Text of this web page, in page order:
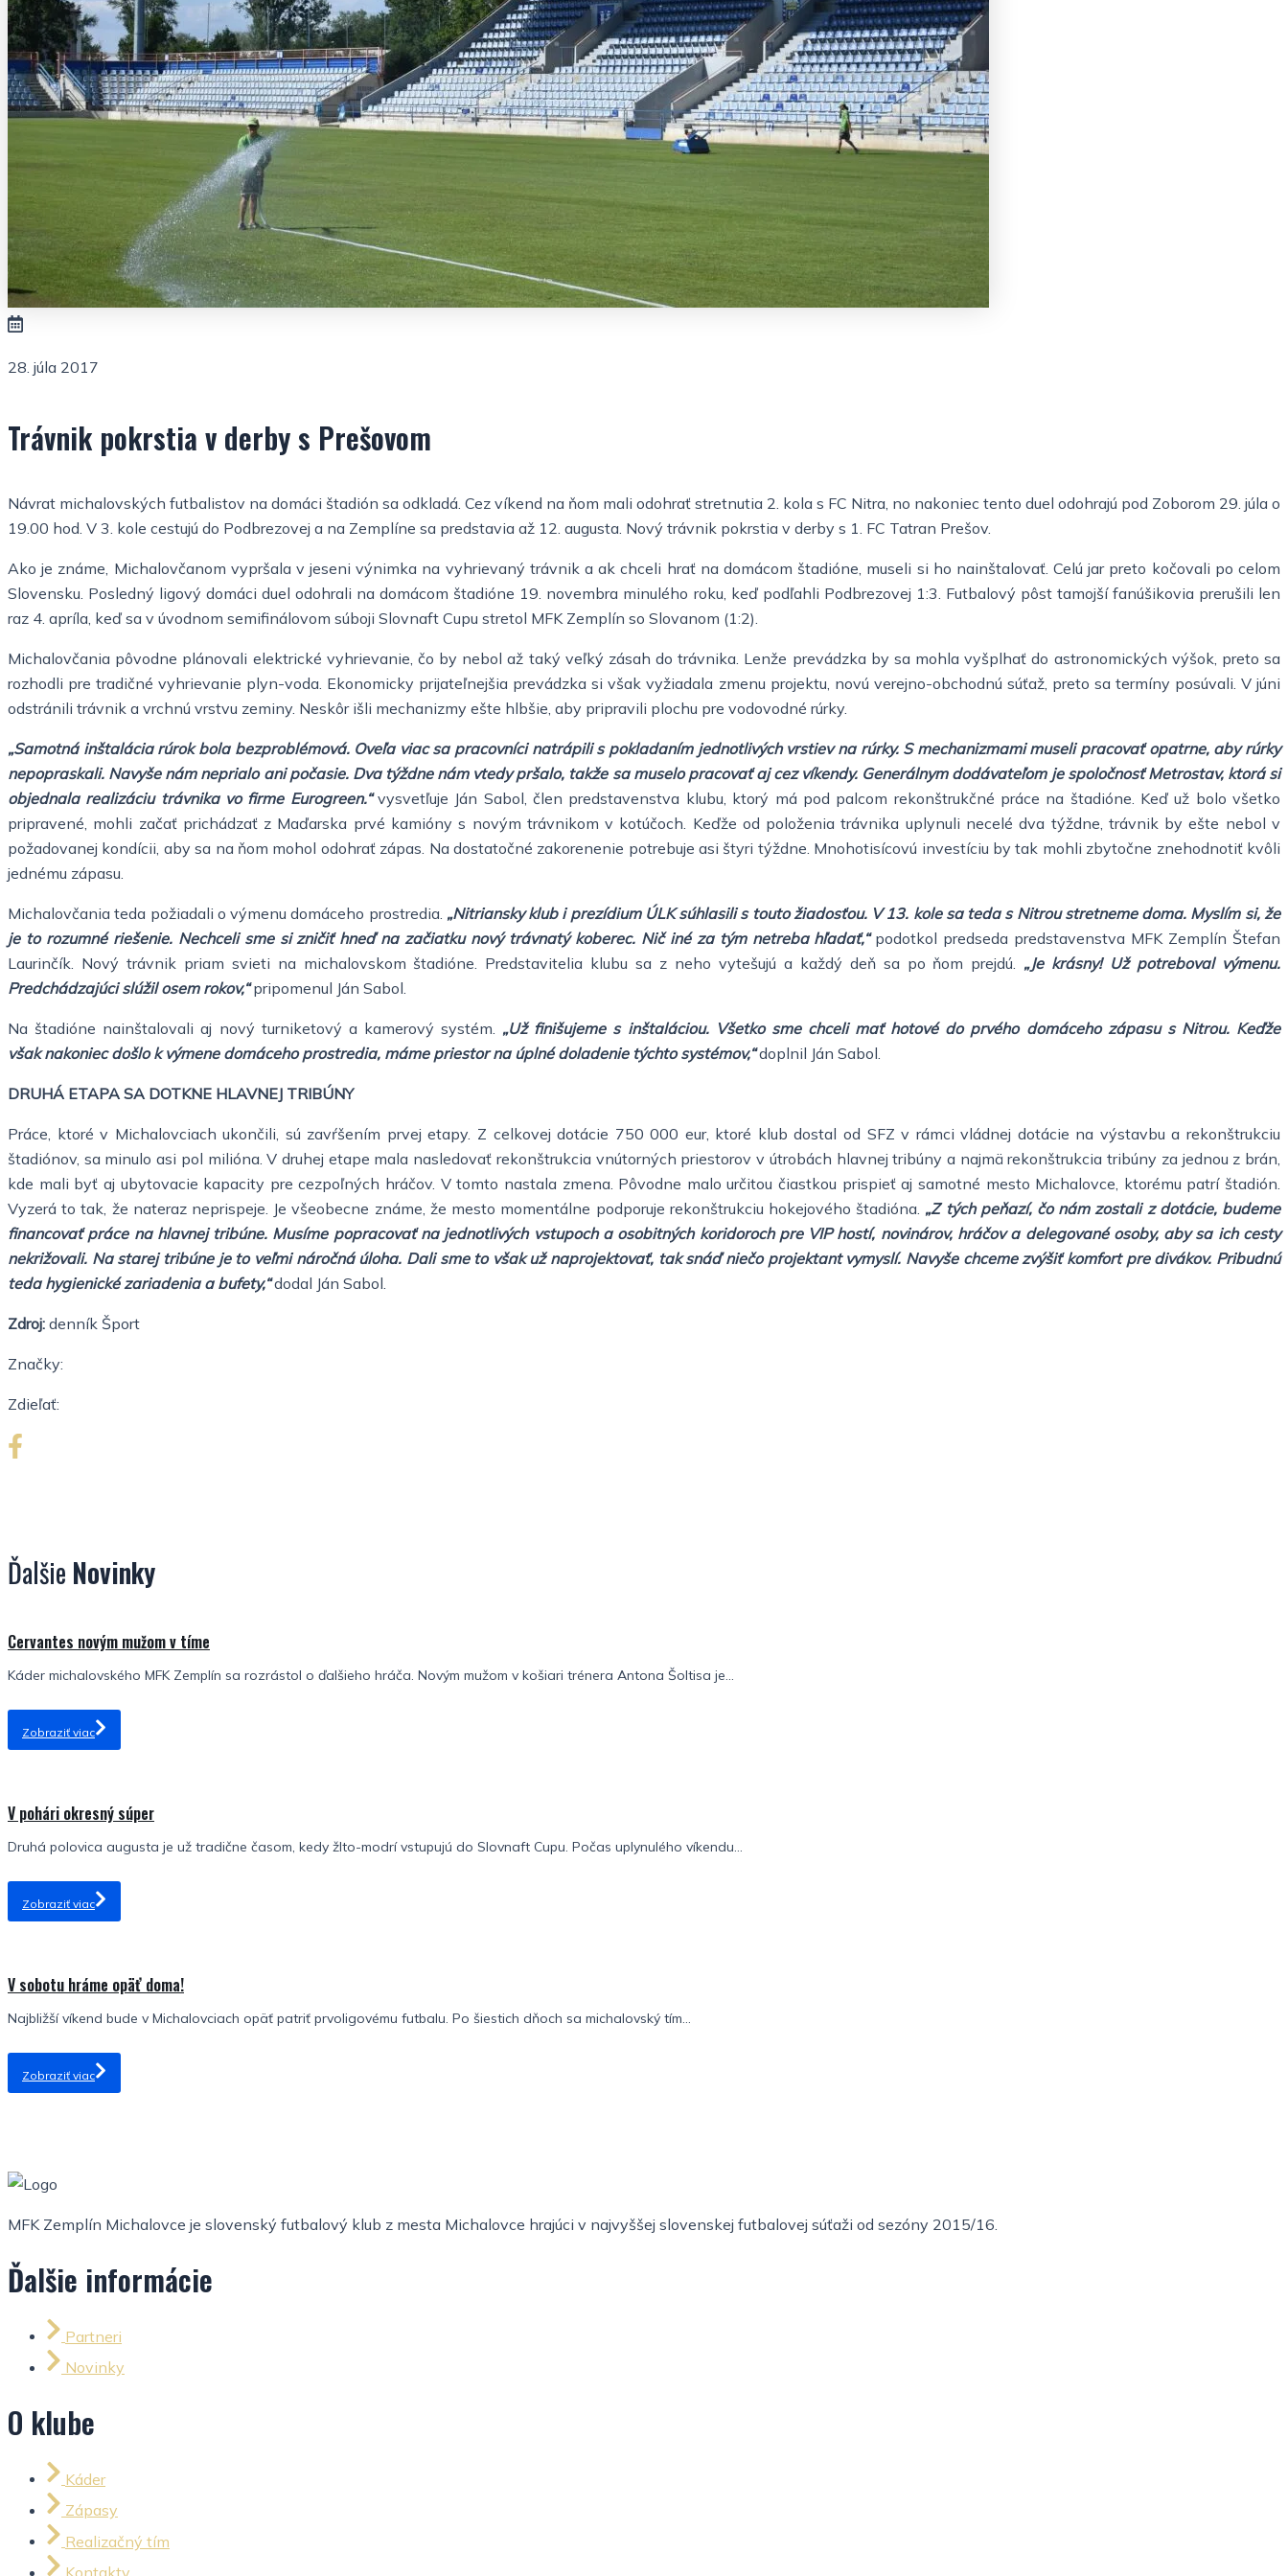
28. júla 2017
Trávnik pokrstia v derby s Prešovom
Návrat michalovských futbalistov na domáci štadión sa odkladá. Cez víkend na ňom mali odohrať stretnutia 2. kola s FC Nitra, no nakoniec tento duel odohrajú pod Zoborom 29. júla o
19.00 hod. V 3. kole cestujú do Podbrezovej a na Zemplíne sa predstavia až 12. augusta. Nový trávnik pokrstia v derby s 1. FC Tatran Prešov.
Ako je známe, Michalovčanom vypršala v jeseni výnimka na vyhrievaný trávnik a ak chceli hrať na domácom štadióne, museli si ho nainštalovať. Celú jar preto kočovali po celom
Slovensku. Posledný ligový domáci duel odohrali na domácom štadióne 19. novembra minulého roku, keď podľahli Podbrezovej 1:3. Futbalový pôst tamojší fanúšikovia prerušili len
raz 4. apríla, keď sa v úvodnom semifinálovom súboji Slovnaft Cupu stretol MFK Zemplín so Slovanom (1:2).
Michalovčania pôvodne plánovali elektrické vyhrievanie, čo by nebol až taký veľký zásah do trávnika. Lenže prevádzka by sa mohla vyšplhať do astronomických výšok, preto sa
rozhodli pre tradičné vyhrievanie plyn-voda. Ekonomicky prijateľnejšia prevádzka si však vyžiadala zmenu projektu, novú verejno-obchodnú súťaž, preto sa termíny posúvali. V júni
odstránili trávnik a vrchnú vrstvu zeminy. Neskôr išli mechanizmy ešte hlbšie, aby pripravili plochu pre vodovodné rúrky.
„Samotná inštalácia rúrok bola bezproblémová. Oveľa viac sa pracovníci natrápili s pokladaním jednotlivých vrstiev na rúrky. S mechanizmami museli pracovať opatrne, aby rúrky
nepopraskali. Navyše nám neprialo ani počasie. Dva týždne nám vtedy pršalo, takže sa muselo pracovať aj cez víkendy. Generálnym dodávateľom je spoločnosť Metrostav, ktorá si
objednala realizáciu trávnika vo firme Eurogreen.“vysvetľuje Ján Sabol, člen predstavenstva klubu, ktorý má pod palcom rekonštrukčné práce na štadióne. Keď už bolo všetko
pripravené, mohli začať prichádzať z Maďarska prvé kamióny s novým trávnikom v kotúčoch. Keďže od položenia trávnika uplynuli necelé dva týždne, trávnik by ešte nebol v
požadovanej kondícii, aby sa na ňom mohol odohrať zápas. Na dostatočné zakorenenie potrebuje asi štyri týždne. Mnohotisícovú investíciu by tak mohli zbytočne znehodnotiť kvôli
jednému zápasu.
Michalovčania teda požiadali o výmenu domáceho prostredia. „Nitriansky klub i prezídium ÚLK súhlasili s touto žiadosťou. V 13. kole sa teda s Nitrou stretneme doma. Myslím si, že
je to rozumné riešenie. Nechceli sme si zničiť hneď na začiatku nový trávnatý koberec. Nič iné za tým netreba hľadať,“podotkol predseda predstavenstva MFK Zemplín Štefan
Laurinčík. Nový trávnik priam svieti na michalovskom štadióne. Predstavitelia klubu sa z neho vytešujú a každý deň sa po ňom prejdú. „Je krásny! Už potreboval výmenu.
Predchádzajúci slúžil osem rokov,“pripomenul Ján Sabol.
Na štadióne nainštalovali aj nový turniketový a kamerový systém. „Už finišujeme s inštaláciou. Všetko sme chceli mať hotové do prvého domáceho zápasu s Nitrou. Keďže
však nakoniec došlo k výmene domáceho prostredia, máme priestor na úplné doladenie týchto systémov,“doplnil Ján Sabol.
DRUHÁ ETAPA SA DOTKNE HLAVNEJ TRIBÚNY
Práce, ktoré v Michalovciach ukončili, sú zavŕšením prvej etapy. Z celkovej dotácie 750 000 eur, ktoré klub dostal od SFZ v rámci vládnej dotácie na výstavbu a rekonštrukciu
štadiónov, sa minulo asi pol milióna. V druhej etape mala nasledovať rekonštrukcia vnútorných priestorov v útrobách hlavnej tribúny a najmä rekonštrukcia tribúny za jednou z brán,
kde mali byť aj ubytovacie kapacity pre cezpoľných hráčov. V tomto nastala zmena. Pôvodne malo určitou čiastkou prispieť aj samotné mesto Michalovce, ktorému patrí štadión.
Vyzerá to tak, že nateraz neprispeje. Je všeobecne známe, že mesto momentálne podporuje rekonštrukciu hokejového štadióna. „Z tých peňazí, čo nám zostali z dotácie, budeme
financovať práce na hlavnej tribúne. Musíme popracovať na jednotlivých vstupoch a osobitných koridoroch pre VIP hostí, novinárov, hráčov a delegované osoby, aby sa ich cesty
nekrižovali. Na starej tribúne je to veľmi náročná úloha. Dali sme to však už naprojektovať, tak snáď niečo projektant vymyslí. Navyše chceme zvýšiť komfort pre divákov. Pribudnú
teda hygienické zariadenia a bufety,“dodal Ján Sabol.
Zdroj: denník Šport
Značky:
Zdieľať:
Ďalšie Novinky
Cervantes novým mužom v tíme
Káder michalovského MFK Zemplín sa rozrástol o ďalšieho hráča. Novým mužom v košiari trénera Antona Šoltisa je...
Zobraziť viac
V pohári okresný súper
Druhá polovica augusta je už tradične časom, kedy žlto-modrí vstupujú do Slovnaft Cupu. Počas uplynulého víkendu...
Zobraziť viac
V sobotu hráme opäť doma!
Najbližší víkend bude v Michalovciach opäť patriť prvoligovému futbalu. Po šiestich dňoch sa michalovský tím...
Zobraziť viac
MFK Zemplín Michalovce je slovenský futbalový klub z mesta Michalovce hrajúci v najvyššej slovenskej futbalovej súťaži od sezóny 2015/16.
Ďalšie informácie
Partneri
Novinky
O klube
Káder
Zápasy
Realizačný tím
Kontakty